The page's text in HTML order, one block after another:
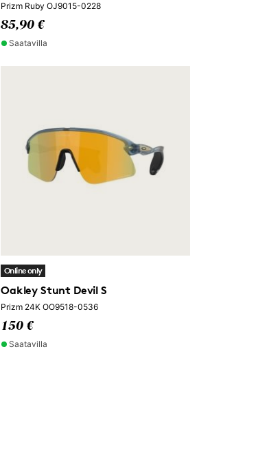
Prizm Ruby OJ9015-0228
85,90 €
Saatavilla
Online only
Oakley Stunt Devil S
Prizm 24K OO9518-0536
150 €
Saatavilla